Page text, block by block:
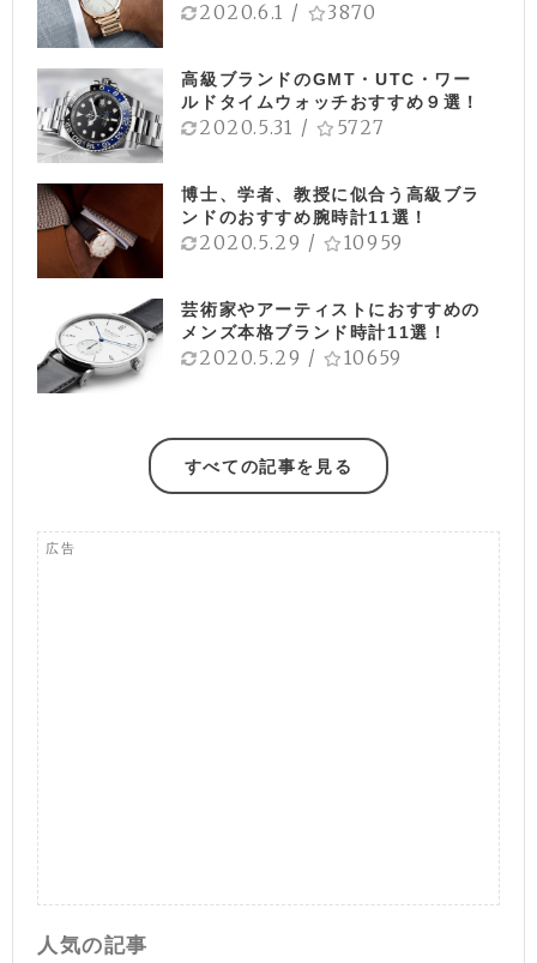
2020.6.1 / 3870
高級ブランドのGMT・UTC・ワー
ルドタイムウォッチおすすめ９選！
2020.5.31 / 5727
博士、学者、教授に似合う高級ブラ
ンドのおすすめ腕時計11選！
2020.5.29 / 10959
芸術家やアーティストにおすすめの
メンズ本格ブランド時計11選！
2020.5.29 / 10659
すべての記事を見る
広告
人気の記事